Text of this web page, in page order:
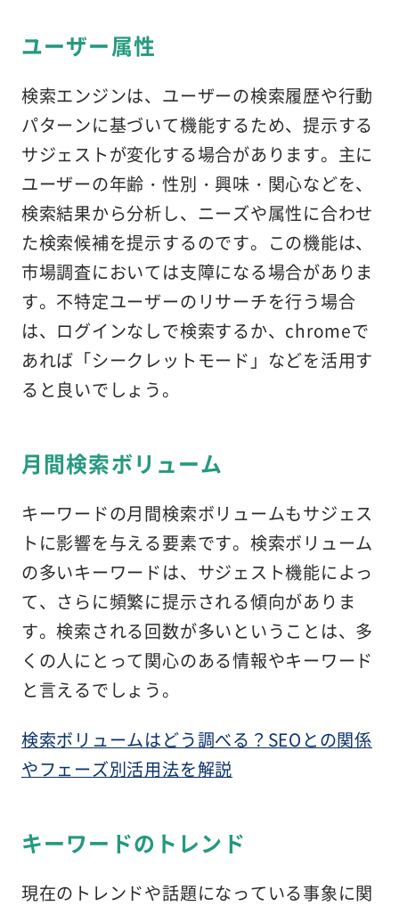
ユーザー属性
検索エンジンは、ユーザーの検索履歴や行動
パターンに基づいて機能するため、提示する
サジェストが変化する場合があります。主に
ユーザーの年齢・性別・興味・関心などを、
検索結果から分析し、ニーズや属性に合わせ
た検索候補を提示するのです。この機能は、
市場調査においては支障になる場合がありま
す。不特定ユーザーのリサーチを行う場合
は、ログインなしで検索するか、chromeで
あれば「シークレットモード」などを活用す
ると良いでしょう。
月間検索ボリューム
キーワードの月間検索ボリュームもサジェス
トに影響を与える要素です。検索ボリューム
の多いキーワードは、サジェスト機能によっ
て、さらに頻繁に提示される傾向がありま
す。検索される回数が多いということは、多
くの人にとって関心のある情報やキーワード
と言えるでしょう。
検索ボリュームはどう調べる？SEOとの関係
やフェーズ別活用法を解説
キーワードのトレンド
現在のトレンドや話題になっている事象に関